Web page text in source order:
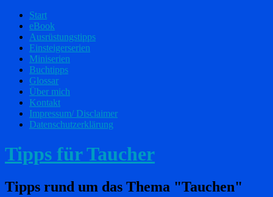
Start
eBook
Ausrüstungstipps
Einsteigerserien
Miniserien
Buchtipps
Glossar
Über mich
Kontakt
Impressum/ Disclaimer
Datenschutzerklärung
Tipps für Taucher
Tipps rund um das Thema "Tauchen"